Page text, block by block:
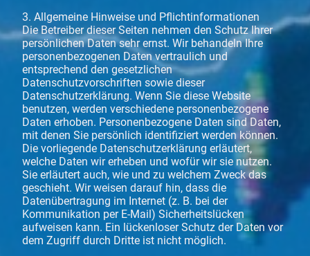
3. Allgemeine Hinweise und Pflichtinformationen
Die Betreiber dieser Seiten nehmen den Schutz Ihrer
persönlichen Daten sehr ernst. Wir behandeln Ihre
personenbezogenen Daten vertraulich und
entsprechend den gesetzlichen
Datenschutzvorschriften sowie dieser
Datenschutzerklärung. Wenn Sie diese Website
benutzen, werden verschiedene personenbezogene
Daten erhoben. Personenbezogene Daten sind Daten,
mit denen Sie persönlich identifiziert werden können.
Die vorliegende Datenschutzerklärung erläutert,
welche Daten wir erheben und wofür wir sie nutzen.
Sie erläutert auch, wie und zu welchem Zweck das
geschieht. Wir weisen darauf hin, dass die
Datenübertragung im Internet (z. B. bei der
Kommunikation per E-Mail) Sicherheitslücken
aufweisen kann. Ein lückenloser Schutz der Daten vor
dem Zugriff durch Dritte ist nicht möglich.